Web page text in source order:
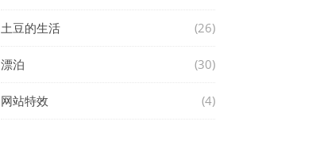
土豆的生活 (26)
漂泊 (30)
网站特效 (4)